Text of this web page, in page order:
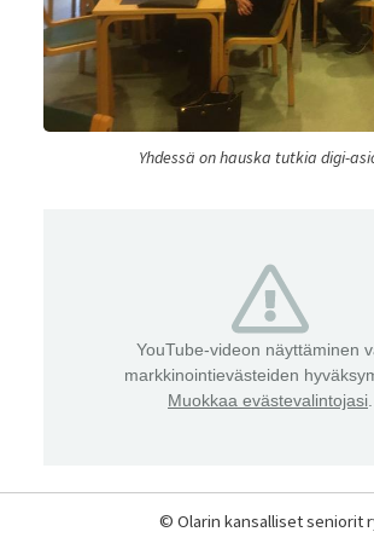
Yhdessä on hauska tutkia digi-
YouTube-videon näyttäminen
markkinointievästeiden
Muokkaa evästevalintojasi.
© Olarin kansalliset seniorit